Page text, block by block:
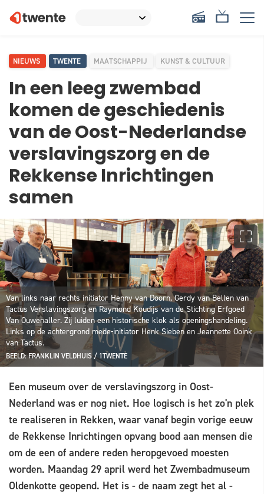
NIEUWS TWENTE MAATSCHAPPIJ KUNST & CULTUUR
In een leeg zwembad
komen de geschiedenis
van de Oost-Nederlandse
verslavingszorg en de
Rekkense Inrichtingen
samen
Van links naar rechts initiator Henny van Doorn, Gerdy van Bellen van
Tactus Verslavingszorg en Raymond Koudijs van de Stichting Erfgoed
Van Ouwenaller. Zij luiden een historische klok als openingshandeling.
Links op de achtergrond mede-initiator Henk Sieben en Jeannette Ooink
van Tactus.
BEELD: FRANKLIN VELDHUIS / 1TWENTE
Een museum over de verslavingszorg in Oost-
Nederland was er nog niet. Hoe logisch is het zo'n plek
te realiseren in Rekken, waar vanaf begin vorige eeuw
de Rekkense Inrichtingen opvang bood aan mensen die
om de een of andere reden heropgevoed moesten
worden. Maandag 29 april werd het Zwembadmuseum
Oldenkotte geopend. Het is - de naam zegt het al -